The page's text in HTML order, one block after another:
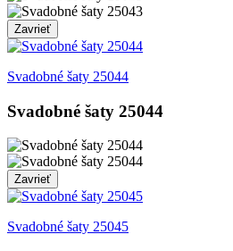
Zavrieť
Svadobné šaty 25044
Svadobné šaty 25044
Zavrieť
Svadobné šaty 25045